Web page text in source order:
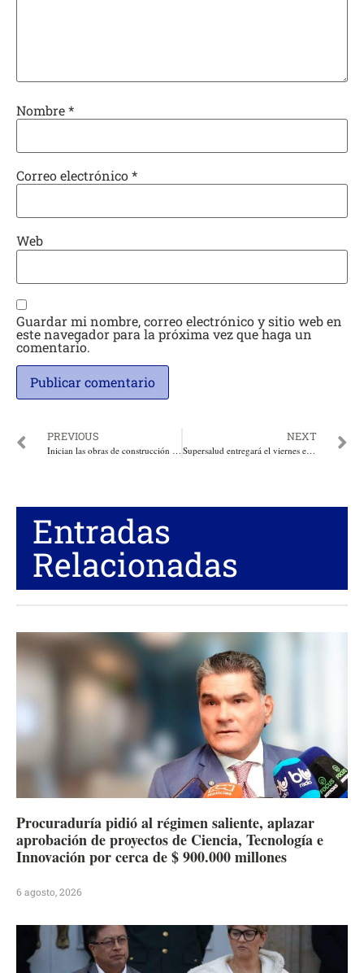
Nombre*
Correo electrónico*
Web
Guardar mi nombre, correo electrónico y sitio web en
este navegador para la próxima vez que haga un
comentario.
PREVIOUS
Inician las obras de construcción de las instalaciones del Batallón El Juncal en Aguachica
NEXT
Supersalud entregará el viernes evaluación técnica del Hospital CARI de Barranquilla
Entradas
Relacionadas
Procuraduría pidió al régimen saliente, aplazar
aprobación de proyectos de Ciencia, Tecnología e
Innovación por cerca de $ 900.000 millones
6 agosto, 2026